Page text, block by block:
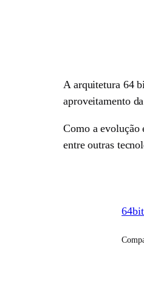
A arquitetura 64
aproveitamento
Como a evolução
entre outras